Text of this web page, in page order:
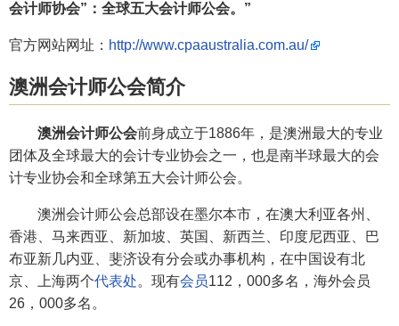
会计师协会”：全球五大会计师公会。”
官方网站网址： http://www.cpaaustralia.com.au/
澳洲会计师公会简介
澳洲会计师公会前身成立于1886年，是澳洲最大的专业
团体及全球最大的会计专业协会之一，也是南半球最大的会
计专业协会和全球第五大会计师公会。
澳洲会计师公会总部设在墨尔本市，在澳大利亚各州、
香港、马来西亚、新加坡、英国、新西兰、印度尼西亚、巴
布亚新几内亚、斐济设有分会或办事机构，在中国设有北
京、上海两个代表处。现有会员112，000多名，海外会员
26，000多名。